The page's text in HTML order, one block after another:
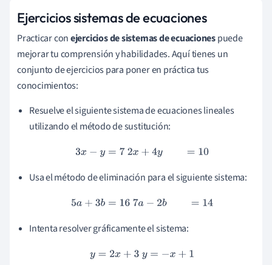
Ejercicios sistemas de ecuaciones
Practicar conejercicios de sistemas de ecuacionespuede
mejorar tu comprensión y habilidades. Aquí tienes un
conjunto de ejercicios para poner en práctica tus
conocimientos:
Resuelve el siguiente sistema de ecuaciones lineales
utilizando el método de sustitución:
3x −y=72x+4y=
Usa el método de eliminación para el siguiente sistema:
5 a+ 3b= 167a− 2b
Intenta resolver gráficamente el sistema:
y= 2x +3 y=−x +1